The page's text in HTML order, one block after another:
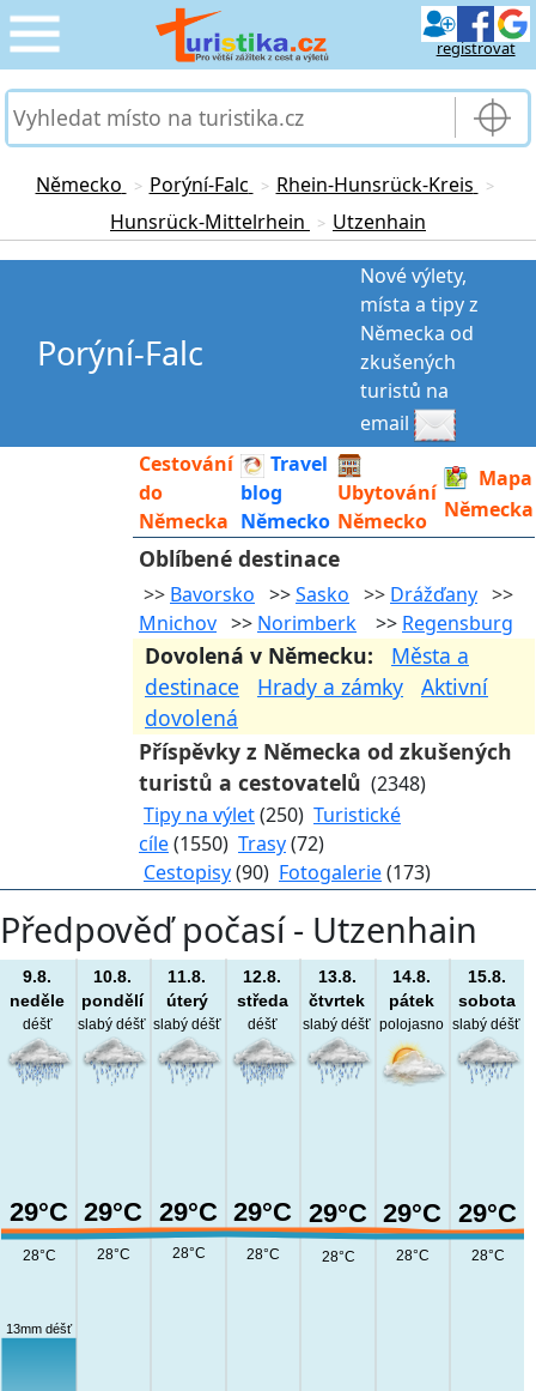
registrovat
CESTOVÁNÍ
PRO TURISTY ›
Německo > Porýní-Falc > Rhein-Hunsrück-Kreis >
Hunsrück-Mittelrhein > Utzenhain
Porýní-Falc
Nové výlety,
místa a tipy z
Německa od
zkušených
turistů na
email
Cestování
do
Německa
Travel
blog
Německo
Ubytování
Německo
Mapa
Německa
Oblíbené destinace
>> Bavorsko >>Sasko >> Drážďany >>
Mnichov >> Norimberk >> Regensburg
Dovolená v Německu: Města a
destinace
Hrady a zámky
Aktivní
dovolená
Příspěvky z Německa od zkušených
turistů a cestovatelů (2348)
Tipy na výlet(250) Turistické
cíle(1550) Trasy(72)
Cestopisy(90) Fotogalerie(173)
Předpověď počasí - Utzenhain
29°C
28°C
13mm déšť
9.8.
neděle
déšť
29°C
28°C
10.8.
pondělí
slabý déšť
29°C
28°C
11.8.
úterý
slabý déšť
29°C
28°C
12.8.
středa
déšť
29°C
28°C
13.8.
čtvrtek
slabý déšť
29°C
28°C
14.8.
pátek
polojasno
29°C
28°C
15.8.
sobota
slabý déšť